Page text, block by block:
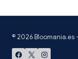
© 2026 Bloomania.es